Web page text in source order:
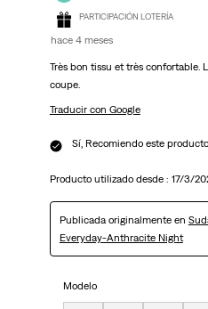
PARTICIPACIÓN LOTERÍA
hace 4 meses
Très bon tissu et très confortable.
coupe.
Traducir con Google
Sí, Recomiendo este
Producto utilizado desde : 17/3/
Publicada originalmente en
Everyday-Anthracite Night
Modelo